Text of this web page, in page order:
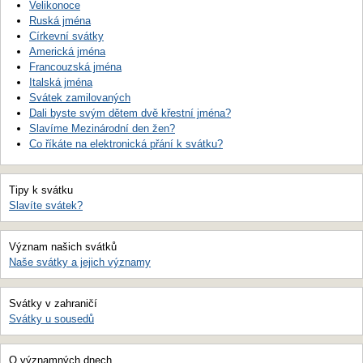
Velikonoce
Ruská jména
Církevní svátky
Americká jména
Francouzská jména
Italská jména
Svátek zamilovaných
Dali byste svým dětem dvě křestní jména?
Slavíme Mezinárodní den žen?
Co říkáte na elektronická přání k svátku?
Tipy k svátku
Slavíte svátek?
Význam našich svátků
Naše svátky a jejich významy
Svátky v zahraničí
Svátky u sousedů
O významných dnech